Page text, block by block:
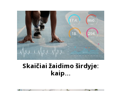
Skaičiai žaidimo širdyje:
kaip...